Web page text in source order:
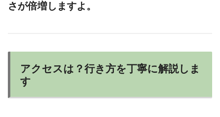
さが倍増しますよ。
アクセスは？行き方を丁寧に解説しま
す